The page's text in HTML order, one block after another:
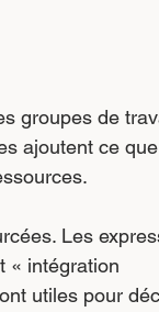
groupes de
ajoutent ce
Les
« intégration
utiles pour